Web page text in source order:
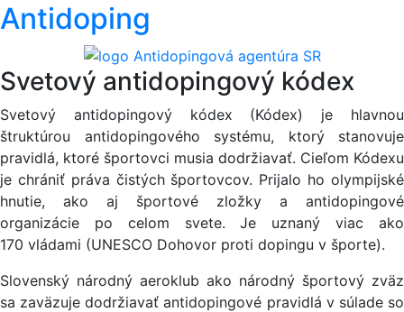
Antidoping
Svetový antidopingový kódex
Svetový antidopingový kódex (Kódex) je hlavnou
štruktúrou antidopingového systému, ktorý stanovuje
pravidlá, ktoré športovci musia dodržiavať. Cieľom Kódexu
je chrániť práva čistých športovcov. Prijalo ho olympijské
hnutie, ako aj športové zložky a antidopingové
organizácie po celom svete. Je uznaný viac ako
170 vládami (UNESCO Dohovor proti dopingu v športe).
Slovenský národný aeroklub ako národný športový zväz
sa zaväzuje dodržiavať antidopingové pravidlá v súlade so